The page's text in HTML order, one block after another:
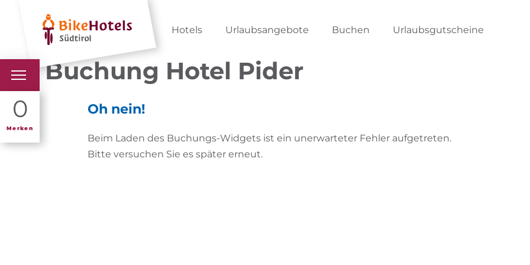
Hotels Urlaubsangebote Buchen Urlaubsgutscheine
0
Merken
BIKEHOTELS
HOTELS & PAKETE
TOUREN & REVIERE
Buchung Hotel Pider
Oh nein!
Beim Laden des Buchungs-Widgets ist ein unerwarteter Fehler aufgetreten.
Bitte versuchen Sie es später erneut.